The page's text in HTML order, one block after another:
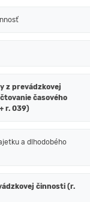
z prevádzkovej
časového
r. 039)
a dlhodobého
činnosti (r.